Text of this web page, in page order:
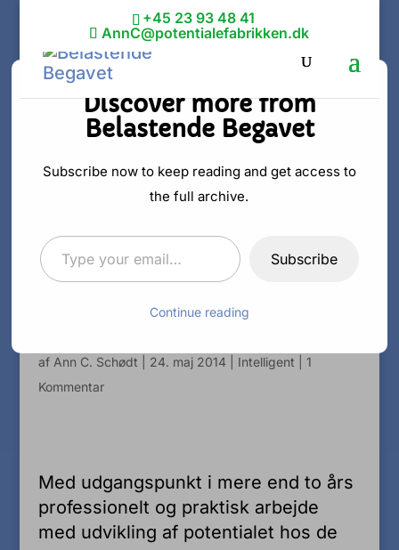
+45 23 93 48 41
AnnC@potentialefabrikken.dk
8 grunde til at
højt begavede
ikke bruger
deres
potentiale
af Ann C. Schødt 24. maj 2014 Intelligent
1
Kommentar
Med udgangspunkt i mere end to års
professionelt og praktisk arbejde
med udvikling af potentialet hos de
Discover more from
Belastende Begavet
Subscribe now to keep reading and get access to
the full archive.
Type your email…
Subscribe
Continue reading